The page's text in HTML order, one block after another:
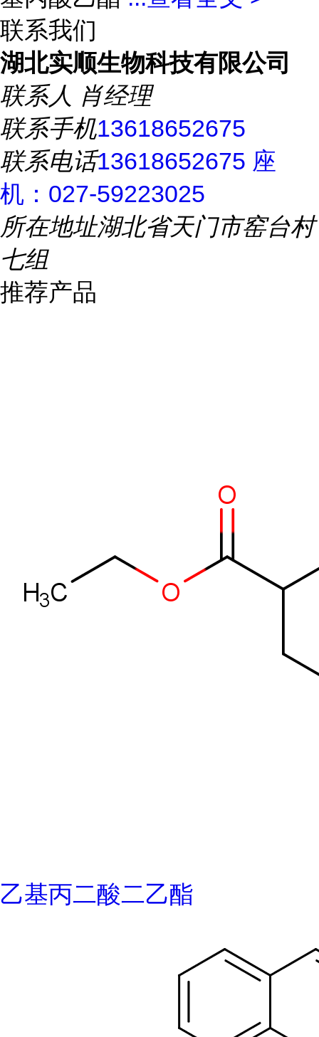
联系我们
湖北实顺生物科技有限公司
联系人 肖经理
联系手机13618652675
联系电话13618652675 座
机：027-59223025
所在地址湖北省天门市窑台村
七组
推荐产品
乙基丙二酸二乙酯